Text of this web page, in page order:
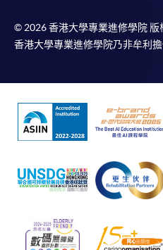
課程負責人會為學員送
(「通知」)，請填妥有
心或以郵遞方式，遞交
何疑問，請詳閱個別課程資
人或報名中心。
課程/科目報名注意事項:
選用網上報名服務必須
JavaScript程式瀏覽器
Google Chrome瀏覽器。
© 2026 香港大學專業進修學院 版
香港大學專業進修學院乃非牟利